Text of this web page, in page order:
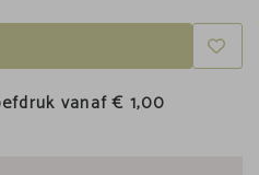
vanaf€ 1,00